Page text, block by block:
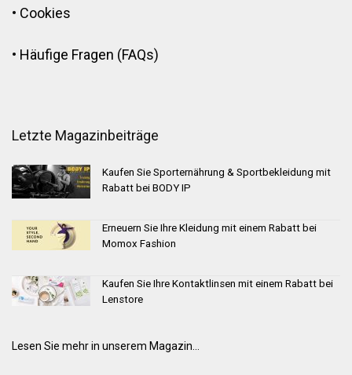
• Cookies
• Häufige Fragen (FAQs)
Letzte Magazinbeiträge
Kaufen Sie Sporternährung & Sportbekleidung mit
Rabatt bei BODY IP
Erneuern Sie Ihre Kleidung mit einem Rabatt bei
Momox Fashion
Kaufen Sie Ihre Kontaktlinsen mit einem Rabatt bei
Lenstore
Lesen Sie mehr in unserem Magazin...